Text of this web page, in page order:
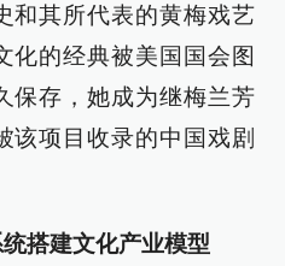
和其所代表的黄梅戏艺
化的经典被美国国会图
保存，她成为继梅兰芳
该项目收录的中国戏剧
搭建文化产业模型